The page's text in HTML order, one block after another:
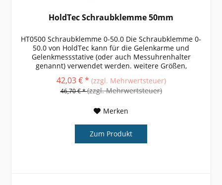
HoldTec Schraubklemme 50mm
HT0500 Schraubklemme 0-50.0 Die Schraubklemme 0-
50.0 von HoldTec kann für die Gelenkarme und
Gelenkmessstative (oder auch Messuhrenhalter
genannt) verwendet werden. weitere Größen,
bitte...
42,03 € * (zzgl. Mehrwertsteuer)
46,70 € *(zzgl. Mehrwertsteuer)
Merken
Zum Produkt